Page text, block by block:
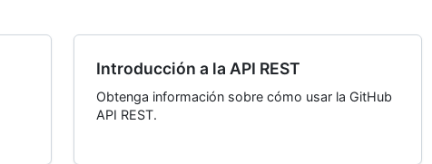
Introducción a la API REST
Obtenga información sobre cómo usar la GitHub
API REST.